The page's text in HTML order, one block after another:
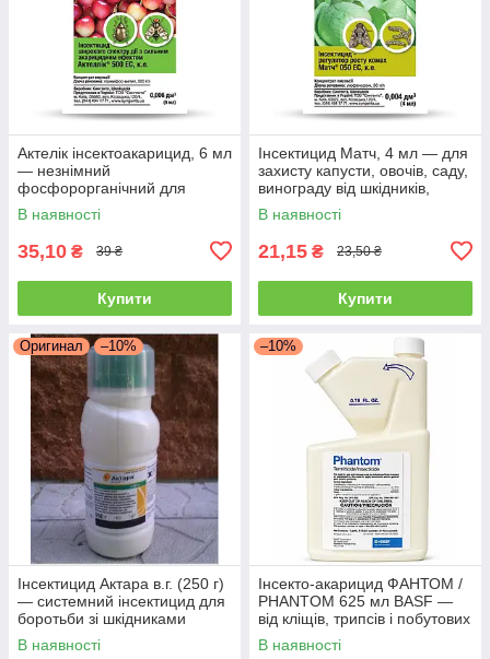
Актелік інсектоакарицид, 6 мл
— незнімний
фосфорорганічний для
знищення шкідників,
Syngenta
В наявності
35,10 ₴ 39 ₴
Купити
Інсектицид Матч, 4 мл — для
захисту капусти, овочів, саду,
винограду від шкідників,
В наявності
21,15 ₴ 23,50 ₴
Купити
Оригинал –10%
Інсектицид Актара в.г. (250 г)
— системний інсектицид для
боротьби зі шкідниками
овочів і саду
В наявності
–10%
Інсекто-акарицид ФАНТОМ /
PHANTOM 625 мл BASF —
від кліщів, трипсів і побутових
шкідників
В наявності